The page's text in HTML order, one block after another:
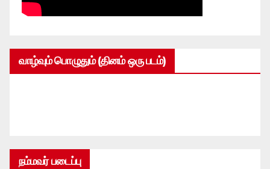
வாழ்வும் பொழுதும் (தினம் ஒரு படம்)
நம்மவர் படைப்பு